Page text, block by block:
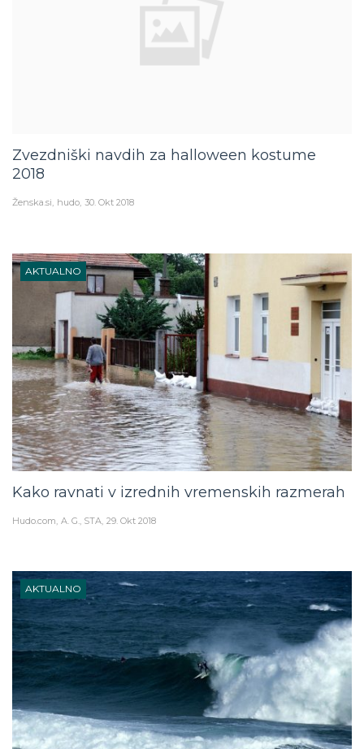
Zvezdniški navdih za halloween kostume
2018
Ženska.si hudo 30. Okt 2018
AKTUALNO
Kako ravnati v izrednih vremenskih razmerah
Hudo.com A. G., STA 29. Okt 2018
AKTUALNO